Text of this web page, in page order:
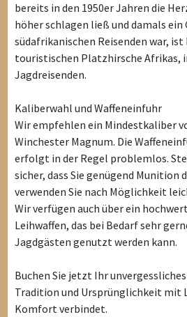
bereits in den 1950er Jahren die
höher schlagen ließ und damals
südafrikanischen Reisenden war,
touristischen Platzhirsche Afrikas,
Jagdreisenden.
Kaliberwahl und Waffeneinfuhr
Wir empfehlen ein Mindestkaliber
Winchester Magnum. Die
erfolgt in der Regel problemlos.
sicher, dass Sie genügend Munition
verwenden Sie nach Möglichkeit
Wir verfügen auch über ein
Leihwaffen, das bei Bedarf sehr
Jagdgästen genutzt werden kann.
Buchen Sie jetzt Ihr
Tradition und Ursprünglichkeit mit
Komfort verbindet.